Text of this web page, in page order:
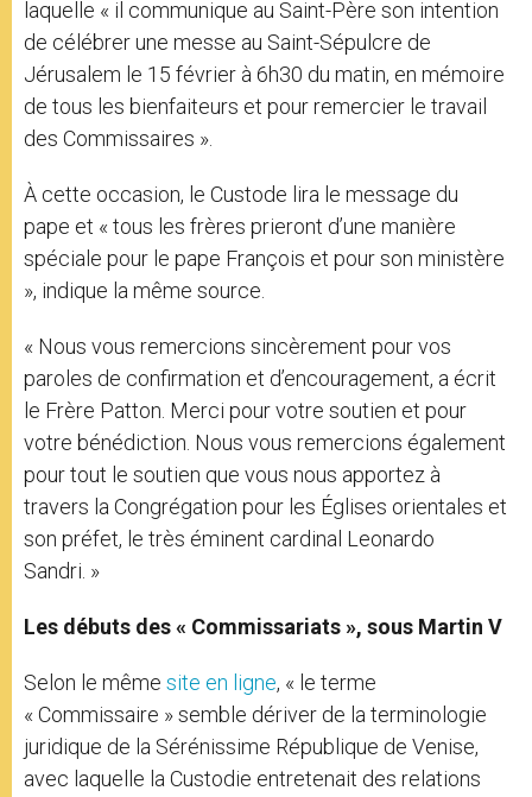
laquelle « il communique au Saint-Père son intention
de célébrer une messe au Saint-Sépulcre de
Jérusalem le 15 février à 6h30 du matin, en mémoire
de tous les bienfaiteurs et pour remercier le travail
des Commissaires ».
À cette occasion, le Custode lira le message du
pape et « tous les frères prieront d’une manière
spéciale pour le pape François et pour son ministère
», indique la même source.
« Nous vous remercions sincèrement pour vos
paroles de confirmation et d’encouragement, a écrit
le Frère Patton. Merci pour votre soutien et pour
votre bénédiction. Nous vous remercions également
pour tout le soutien que vous nous apportez à
travers la Congrégation pour les Églises orientales et
son préfet, le très éminent cardinal Leonardo
Sandri. »
Les débuts des « Commissariats », sous Martin V
Selon le même site en ligne, « le terme
« Commissaire » semble dériver de la terminologie
juridique de la Sérénissime République de Venise,
avec laquelle la Custodie entretenait des relations